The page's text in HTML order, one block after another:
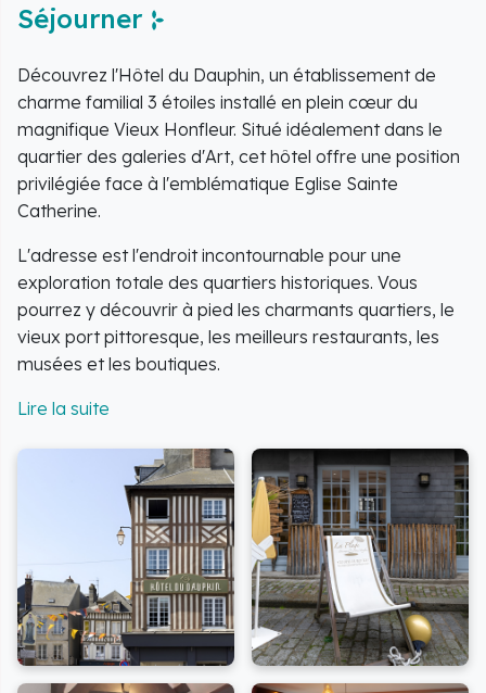
Séjourner
Découvrez l'Hôtel du Dauphin, un établissement de
charme familial 3 étoiles installé en plein cœur du
magnifique Vieux Honfleur. Situé idéalement dans le
quartier des galeries d'Art, cet hôtel offre une position
privilégiée face à l'emblématique Eglise Sainte
Catherine.
L'adresse est l'endroit incontournable pour une
exploration totale des quartiers historiques. Vous
pourrez y découvrir à pied les charmants quartiers, le
vieux port pittoresque, les meilleurs restaurants, les
musées et les boutiques.
L'établissement, riche d'une histoire séculaire, est
s’inscrivant ainsi pleinement dans l’histoire honfleuraise
et le charme du Moyen Âge.
L'hôtel propose une variété d'hébergements pour
répondre à tous les besoins. Des chambres doubles ou
triples, des appartements et une maison sont
disponibles pour accueillir dans les meilleures
conditions toute escapade, qu'elle soit romantique,
familiale ou entre amis en Normandie.